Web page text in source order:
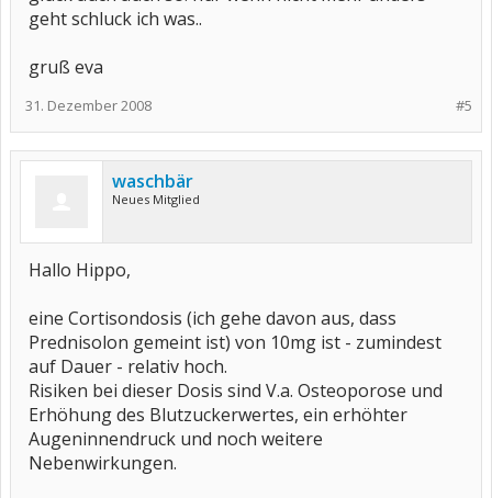
geht schluck ich was..
gruß eva
#5
31. Dezember 2008
waschbär
Neues Mitglied
Hallo Hippo,
eine Cortisondosis (ich gehe davon aus, dass
Prednisolon gemeint ist) von 10mg ist - zumindest
auf Dauer - relativ hoch.
Risiken bei dieser Dosis sind V.a. Osteoporose und
Erhöhung des Blutzuckerwertes, ein erhöhter
Augeninnendruck und noch weitere
Nebenwirkungen.